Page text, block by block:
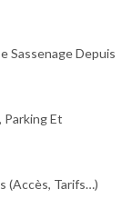
Sassenage Depuis
Parking Et
(Accès, Tarifs…)